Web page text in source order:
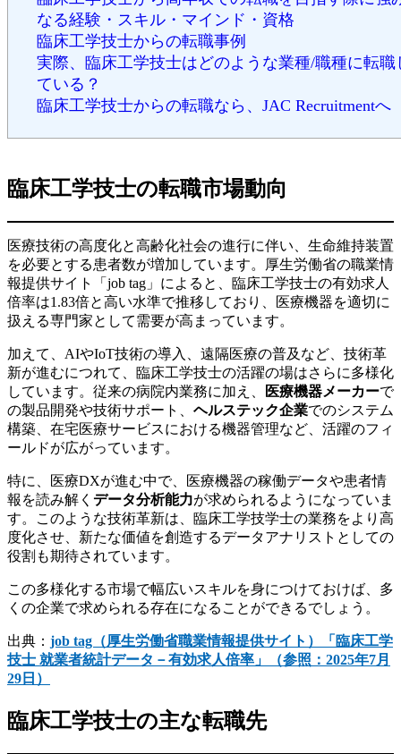
なる経験・スキル・マインド・資格
臨床工学技士からの転職事例
実際、臨床工学技士はどのような業種/職種に転職
ている？
臨床工学技士からの転職なら、JAC Recruitmentへ
臨床工学技士の転職市場動向
医療技術の高度化と高齢化社会の進行に伴い、生命維持装置
を必要とする患者数が増加しています。厚生労働省の職業情
報提供サイト「job tag」によると、臨床工学技士の有効求人
倍率は1.83倍と高い水準で推移しており、医療機器を適切に
扱える専門家として需要が高まっています。
加えて、AIやIoT技術の導入、遠隔医療の普及など、技術革
新が進むにつれて、臨床工学技士の活躍の場はさらに多様化
しています。従来の病院内業務に加え、
医療機器メーカーで
の製品開発や技術サポート、 ヘルステック企業でのシステム
構築、在宅医療サービスにおける機器管理など、活躍のフィ
ールドが広がっています。
特に、医療DXが進む中で、医療機器の稼働データや患者情
報を読み解く データ分析能力が求められるようになっていま
す。このような技術革新は、臨床工学技学士の業務をより高
度化させ、新たな価値を創造するデータアナリストとしての
役割も期待されています。
この多様化する市場で幅広いスキルを身につけておけば、多
くの企業で求められる存在になることができるでしょう。
出典： job tag（厚生労働省職業情報提供サイト）「臨床工学
技士 就業者統計データ－有効求人倍率」（参照：2025年7月
29日）
臨床工学技士の主な転職先